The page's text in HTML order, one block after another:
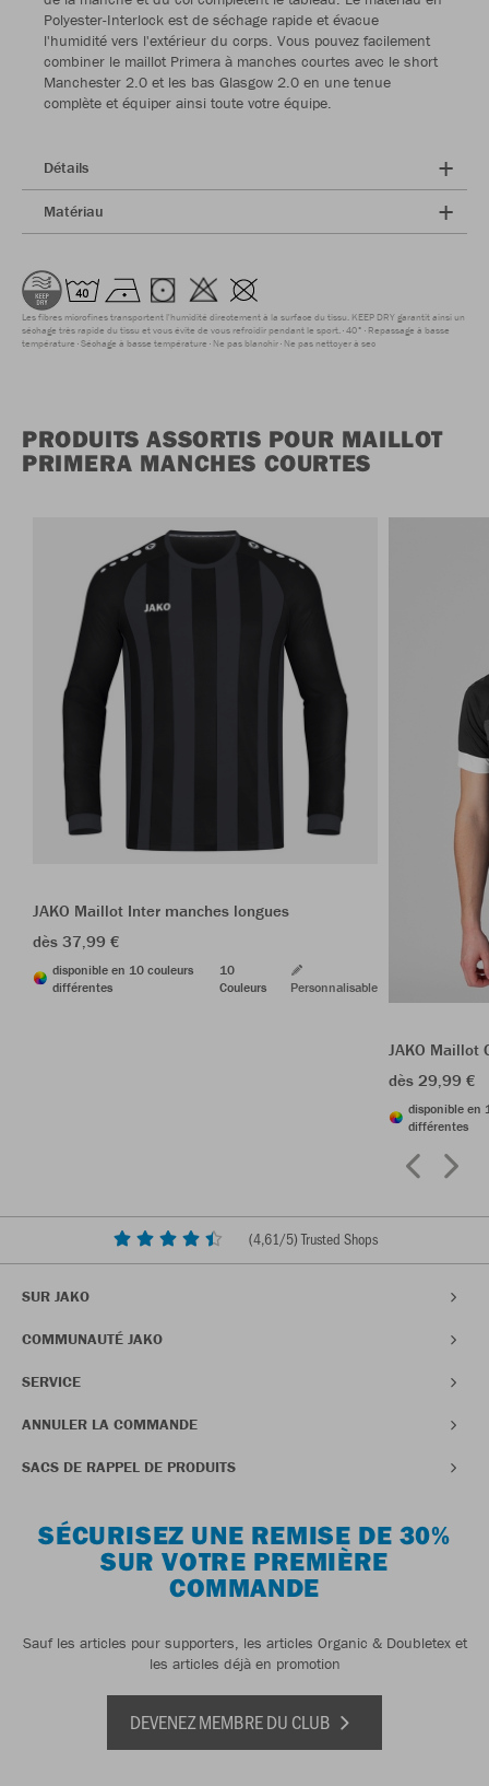
Polyester-Interlock est de séchage rapide et évacue
l'humidité vers l'extérieur du corps. Vous pouvez facilement
combiner le maillot Primera à manches courtes avec le short
Manchester 2.0 et les bas Glasgow 2.0 en une tenue
complète et équiper ainsi toute votre équipe.
Détails
Matériau
Les fibres microfines transportent l'humidité directement à la surface du tissu. KEEP DRY garantit ainsi un
séchage très rapide du tissu et vous évite de vous refroidir pendant le sport. 40° Repassage à basse
température Séchage à basse température Ne pas blanchir Ne pas nettoyer à sec
PRODUITS ASSORTIS POUR MAILLOT
PRIMERA MANCHES COURTES
JAKO Maillot Inter manches longues
dès 37,99 €
disponible en 10 couleurs
différentes
10
Couleurs
Personnalisable
JAKO Maillot
dès 29,99 €
disponible en
différentes
(4,61/5) Trusted Shops
SUR JAKO
COMMUNAUTÉ JAKO
SERVICE
ANNULER LA COMMANDE
SACS DE RAPPEL DE PRODUITS
SÉCURISEZ UNE REMISE DE 30%
SUR VOTRE PREMIÈRE
COMMANDE
Sauf les articles pour supporters, les articles Organic & Doubletex et
les articles déjà en promotion
DEVENEZ MEMBRE DU CLUB